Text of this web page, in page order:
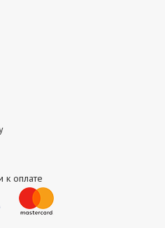
к оплате